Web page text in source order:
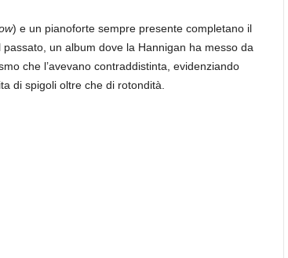
) e un pianoforte sempre presente completano il
un album dove la Hannigan ha messo da
che l’avevano contraddistinta, evidenziando
di spigoli oltre che di rotondità.